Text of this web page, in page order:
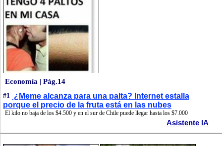
Economía | Pág.14
#1 ¿Meme alcanza para una palta? Internet estalla
porque el precio de la fruta está en las nubes
El kilo no baja de los $4.500 y en el sur de Chile puede llegar hasta los $7.000
Asistente IA